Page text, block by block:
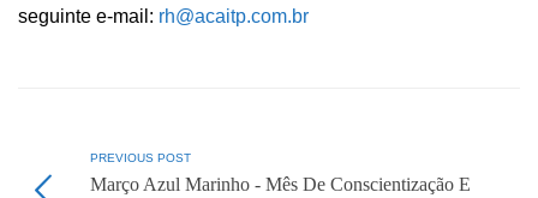
seguinte e-mail: rh@acaitp.com.br
PREVIOUS POST
Março Azul Marinho - Mês De Conscientização E